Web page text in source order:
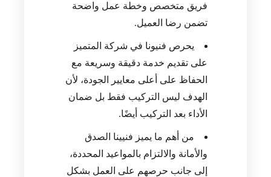
فريق متخصص وخطة عمل واضحة
تضمن رضا العميل.
يحرص فنيونا في شركة المتميز
على تقديم خدمة دقيقة وسريعة مع
الحفاظ على أعلى معايير الجودة، لأن
الهدف ليس التركيب فقط بل ضمان
الأداء بعد التركيب أيضًا.
من أهم ما يميز فنيينا الصدق
والأمانة والالتزام بالمواعيد المحددة،
إلى جانب حرصهم على العمل بشكل